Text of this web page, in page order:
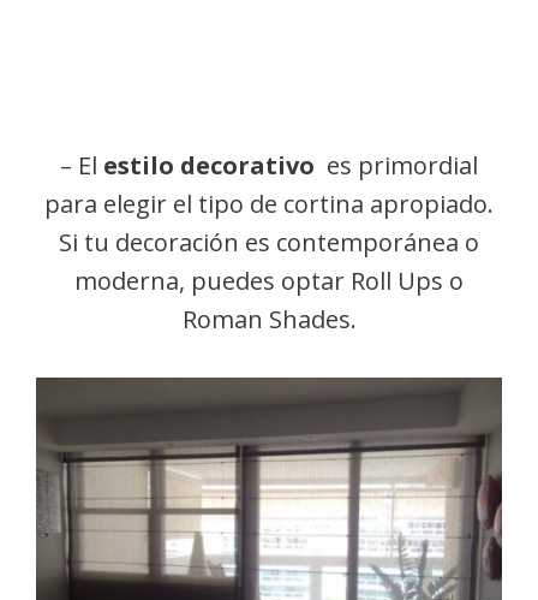
– El estilo decorativo es primordial
para elegir el tipo de cortina apropiado.
Si tu decoración es contemporánea o
moderna, puedes optar Roll Ups o
Roman Shades.